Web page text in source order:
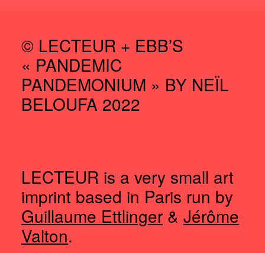
© LECTEUR + EBB’S
« PANDEMIC
PANDEMONIUM » BY NEÏL
BELOUFA 2022
LECTEUR is a very small art
imprint based in Paris run by
Guillaume Ettlinger & Jérôme
Valton.